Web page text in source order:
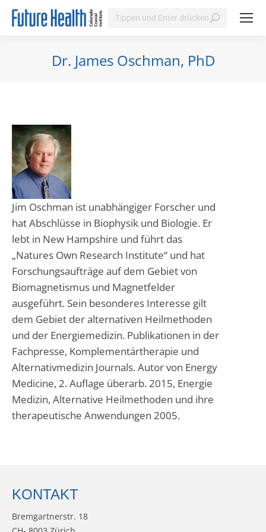
Search:
Dr. James Oschman, PhD
Jim Oschman ist unabhängiger Forscher und
hat Abschlüsse in Biophysik und Biologie. Er
lebt in New Hampshire und führt das
„Natures Own Research Institute“ und hat
Forschungsaufträge auf dem Gebiet von
Biomagnetismus und Magnetfelder
ausgeführt. Sein besonderes Interesse gilt
dem Gebiet der alternativen Heilmethoden
und der Energiemedizin. Publikationen in der
Fachpresse, Komplementärtherapie und
Alternativmedizin Journals. Autor von Energy
Medicine, 2. Auflage überarb. 2015, Energie
Medizin, Alternative Heilmethoden und ihre
therapeutische Anwendungen 2005.
KONTAKT
Bremgartnerstr. 18